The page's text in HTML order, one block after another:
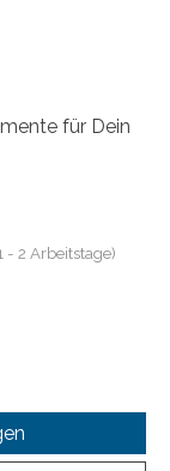
für Dein
- 2 Arbeitstage)